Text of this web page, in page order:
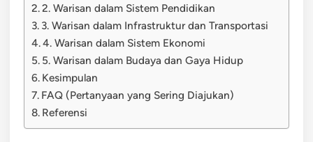
2. Warisan dalam Sistem Pendidikan
3. Warisan dalam Infrastruktur dan Transportasi
4. Warisan dalam Sistem Ekonomi
5. Warisan dalam Budaya dan Gaya Hidup
Kesimpulan
FAQ (Pertanyaan yang Sering Diajukan)
Referensi